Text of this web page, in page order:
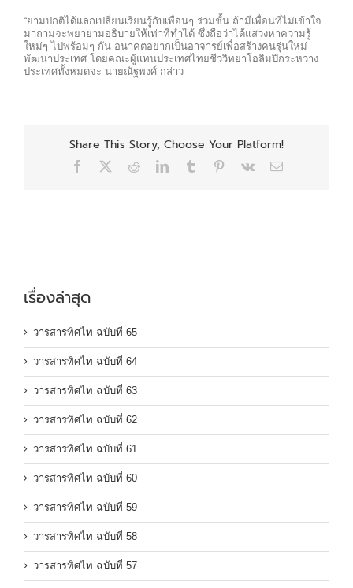
“ยามปกติได้แลกเปลี่ยนเรียนรู้กับเพื่อนๆ ร่วมชั้น ถ้ามีเพื่อนที่ไม่เข้าใจ
มาถามจะพยายามอธิบายให้เท่าที่ทำได้ ซึ่งถือว่าได้แสวงหาความรู้
ใหม่ๆ ไปพร้อมๆ กัน อนาคตอยากเป็นอาจารย์เพื่อสร้างคนรุ่นใหม่
พัฒนาประเทศ โดยคณะผู้แทนประเทศไทยชีววิทยาโอลิมปิกระหว่าง
ประเทศทั้งหมดจะ นายณัฐพงศ์ กล่าว
Share This Story, Choose Your Platform!
Facebook RedditLinkedInTumblr Pinterest
Vk Email
เรื่องล่าสุด
วารสารทิศไท ฉบับที่ 65
วารสารทิศไท ฉบับที่ 64
วารสารทิศไท ฉบับที่ 63
วารสารทิศไท ฉบับที่ 62
วารสารทิศไท ฉบับที่ 61
วารสารทิศไท ฉบับที่ 60
วารสารทิศไท ฉบับที่ 59
วารสารทิศไท ฉบับที่ 58
วารสารทิศไท ฉบับที่ 57